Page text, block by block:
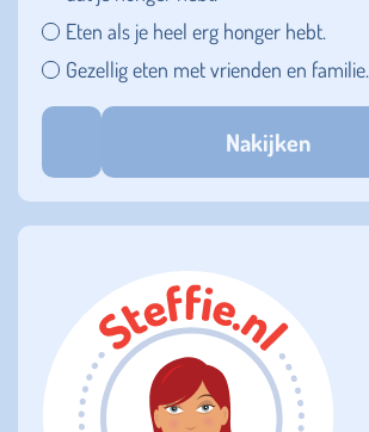
Eten als je heel erg honger hebt.
Gezellig eten met vrienden en familie.
Nakijken